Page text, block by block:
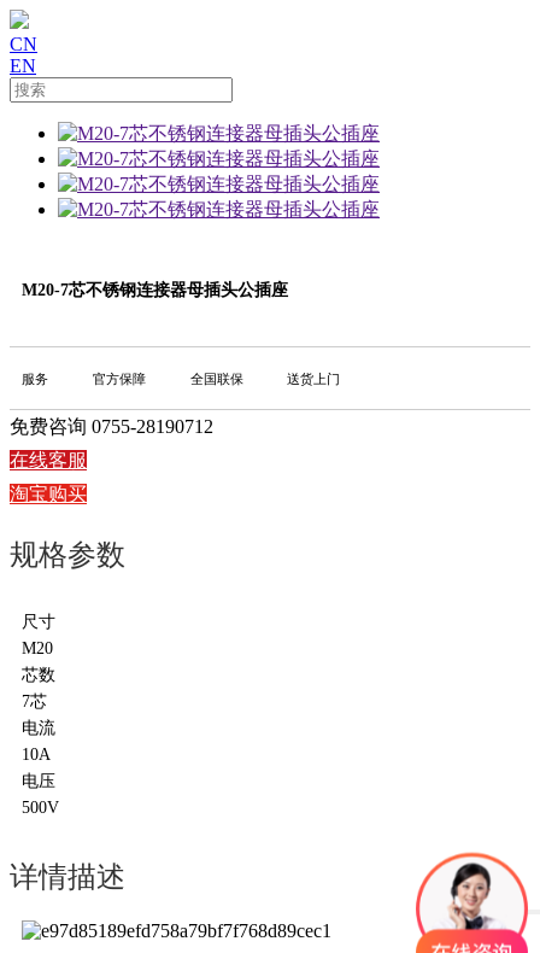
CN
EN
M20-7芯不锈钢连接器母插头公插座
服务 官方保障 全国联保 送货上门
免费咨询 0755-28190712
在线客服
淘宝购买
规格参数
尺寸
M20
芯数
7芯
电流
10A
电压
500V
详情描述